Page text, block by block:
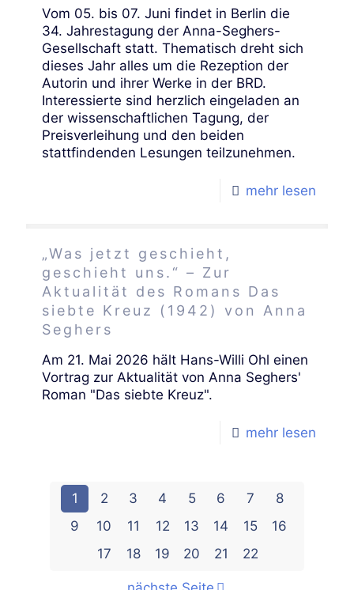
Vom 05. bis 07. Juni findet in Berlin die
34. Jahrestagung der Anna-Seghers-
Gesellschaft statt. Thematisch dreht sich
dieses Jahr alles um die Rezeption der
Autorin und ihrer Werke in der BRD.
Interessierte sind herzlich eingeladen an
der wissenschaftlichen Tagung, der
Preisverleihung und den beiden
stattfindenden Lesungen teilzunehmen.
mehr lesen
„Was jetzt geschieht,
geschieht uns.“ – Zur
Aktualität des Romans Das
siebte Kreuz (1942) von Anna
Seghers
Am 21. Mai 2026 hält Hans-Willi Ohl einen
Vortrag zur Aktualität von Anna Seghers'
Roman "Das siebte Kreuz".
mehr lesen
1 2 3 4 5 6 7
8
9
10 11 12 13 14 15
16
17
18 19 20 21 22